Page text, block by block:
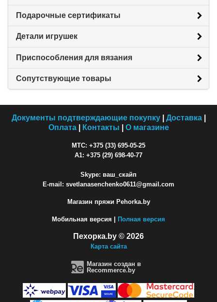
Подарочные сертификаты
Детали игрушек
Приспособления для вязания
Сопутствующие товары
Документы подтверждающие покупку| Доставка|
Оплата| Контакты О магазине
МТС: +375 (33) 695-05-25
A1: +375 (29) 698-40-77
Skype: ваш_скайп
E-mail: svetlanasenchenko0611@gmail.com
Магазин пряжи Pehorka.by
Мобильная версия | Полная версия
Пехорка.by © 2026
Карта сайта
Магазин создан в
Recommerce.by